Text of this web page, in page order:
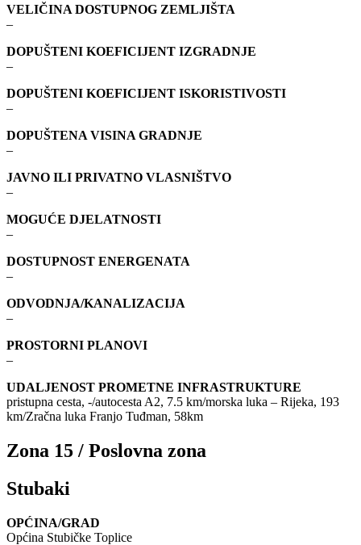
VELIČINA DOSTUPNOG ZEMLJIŠTA
–
DOPUŠTENI KOEFICIJENT IZGRADNJE
–
DOPUŠTENI KOEFICIJENT ISKORISTIVOSTI
–
DOPUŠTENA VISINA GRADNJE
–
JAVNO ILI PRIVATNO VLASNIŠTVO
–
MOGUĆE DJELATNOSTI
–
DOSTUPNOST ENERGENATA
–
ODVODNJA/KANALIZACIJA
–
PROSTORNI PLANOVI
–
UDALJENOST PROMETNE INFRASTRUKTURE
pristupna cesta, -/autocesta A2, 7.5 km/morska luka – Rijeka, 193
km/Zračna luka Franjo Tuđman, 58km
Zona 15 / Poslovna zona
Stubaki
OPĆINA/GRAD
Općina Stubičke Toplice